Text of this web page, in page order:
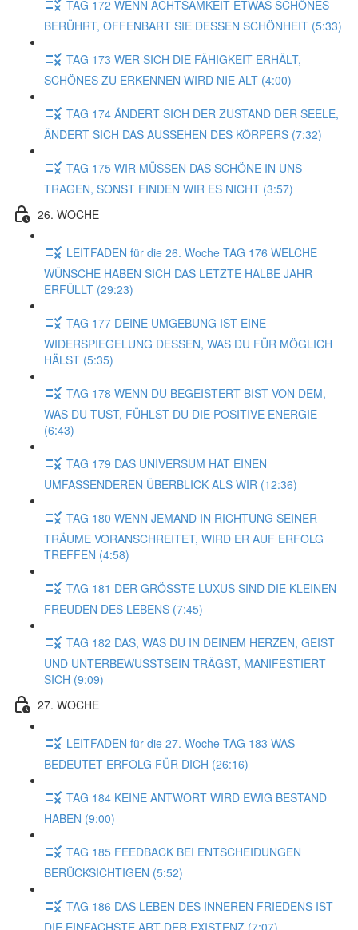
TAG 172 WENN ACHTSAMKEIT ETWAS SCHÖNES
BERÜHRT, OFFENBART SIE DESSEN SCHÖNHEIT (5:33)
TAG 173 WER SICH DIE FÄHIGKEIT ERHÄLT,
SCHÖNES ZU ERKENNEN WIRD NIE ALT (4:00)
TAG 174 ÄNDERT SICH DER ZUSTAND DER SEELE,
ÄNDERT SICH DAS AUSSEHEN DES KÖRPERS (7:32)
TAG 175 WIR MÜSSEN DAS SCHÖNE IN UNS
TRAGEN, SONST FINDEN WIR ES NICHT (3:57)
26. WOCHE
LEITFADEN für die 26. Woche TAG 176 WELCHE
WÜNSCHE HABEN SICH DAS LETZTE HALBE JAHR
ERFÜLLT (29:23)
TAG 177 DEINE UMGEBUNG IST EINE
WIDERSPIEGELUNG DESSEN, WAS DU FÜR MÖGLICH
HÄLST (5:35)
TAG 178 WENN DU BEGEISTERT BIST VON DEM,
WAS DU TUST, FÜHLST DU DIE POSITIVE ENERGIE
(6:43)
TAG 179 DAS UNIVERSUM HAT EINEN
UMFASSENDEREN ÜBERBLICK ALS WIR (12:36)
TAG 180 WENN JEMAND IN RICHTUNG SEINER
TRÄUME VORANSCHREITET, WIRD ER AUF ERFOLG
TREFFEN (4:58)
TAG 181 DER GRÖSSTE LUXUS SIND DIE KLEINEN
FREUDEN DES LEBENS (7:45)
TAG 182 DAS, WAS DU IN DEINEM HERZEN, GEIST
UND UNTERBEWUSSTSEIN TRÄGST, MANIFESTIERT
SICH (9:09)
27. WOCHE
LEITFADEN für die 27. Woche TAG 183 WAS
BEDEUTET ERFOLG FÜR DICH (26:16)
TAG 184 KEINE ANTWORT WIRD EWIG BESTAND
HABEN (9:00)
TAG 185 FEEDBACK BEI ENTSCHEIDUNGEN
BERÜCKSICHTIGEN (5:52)
TAG 186 DAS LEBEN DES INNEREN FRIEDENS IST
DIE EINFACHSTE ART DER EXISTENZ (7:07)